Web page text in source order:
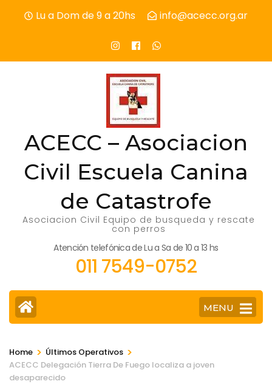
(Press
Lu a Dom de 9 a 20hs info@acecc.org.ar
ACECC – Asociacion
Civil Escuela Canina
de Catastrofe
Asociacion Civil Equipo de busqueda y rescate
con perros
Atención telefónica de Lu a Sa de 10 a 13 hs
011 7549-0752
MENU
Home > Últimos Operativos >
ACECC Delegación Tierra De Fuego localiza a joven
desaparecido